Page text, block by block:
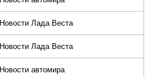
Новости Лада Веста
Новости Лада Веста
Новости автомира